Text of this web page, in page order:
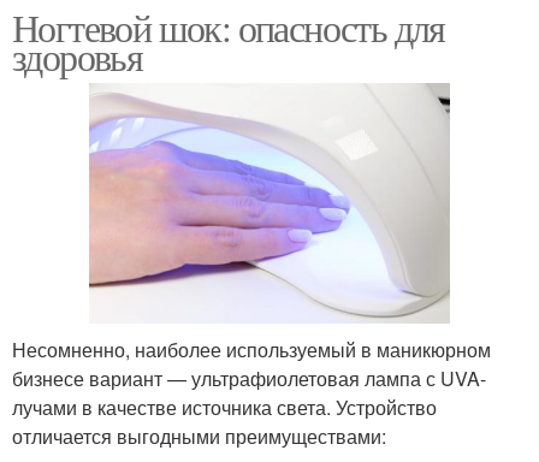
Ногтевой шок: опасность для
здоровья
Несомненно, наиболее используемый в маникюрном
бизнесе вариант — ультрафиолетовая лампа с UVA-
лучами в качестве источника света. Устройство
отличается выгодными преимуществами: